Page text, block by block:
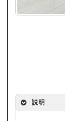
説明